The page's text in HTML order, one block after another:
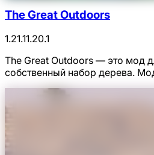
The Great Outdoors
1.21.11.20.1
The Great Outdoors — это мод
собственный набор дерева.